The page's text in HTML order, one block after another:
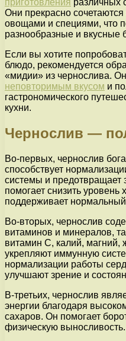
приготовления различных
Они прекрасно
овощами и специями, что
разнообразные и вкусные
Если вы хотите
блюдо, рекомендуется
«мидии» из чернослива.
неповторимым вкусом и
гастрономического
кухни.
Чернослив —
Во-первых, чернослив
способствует
системы и предотвращает
помогает снизить уровень
поддерживает
Во-вторых, чернослив
витаминов и минералов,
витамин С, калий, магний,
укрепляют иммунную
нормализации работы
улучшают зрение и
В-третьих, чернослив
энергии благодаря
сахаров. Он помогает
физическую выносливость.